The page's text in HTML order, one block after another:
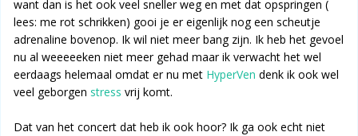
want dan is het ook veel sneller weg en met dat opspringen (
lees: me rot schrikken) gooi je er eigenlijk nog een scheutje
adrenaline bovenop. Ik wil niet meer bang zijn. Ik heb het gevoel
nu al weeeeeken niet meer gehad maar ik verwacht het wel
eerdaags helemaal omdat er nu met HyperVen denk ik ook wel
veel geborgen stress vrij komt.
Dat van het concert dat heb ik ook hoor? Ik ga ook echt niet